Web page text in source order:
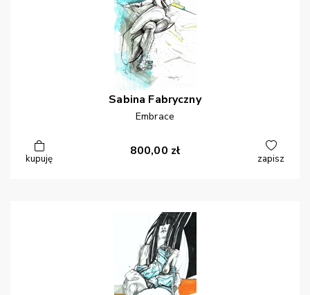
Sabina Fabryczny
Embrace
kupuję
800,00 zł
zapisz